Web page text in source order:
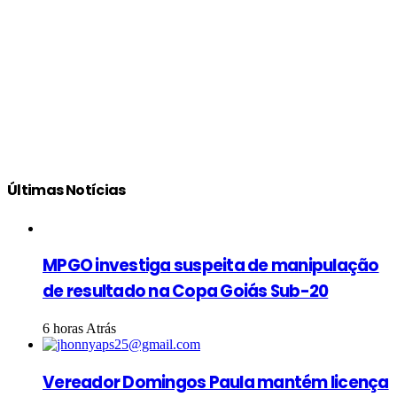
Últimas Notícias
MPGO investiga suspeita de manipulação
de resultado na Copa Goiás Sub-20
6 horas Atrás
Vereador Domingos Paula mantém licença